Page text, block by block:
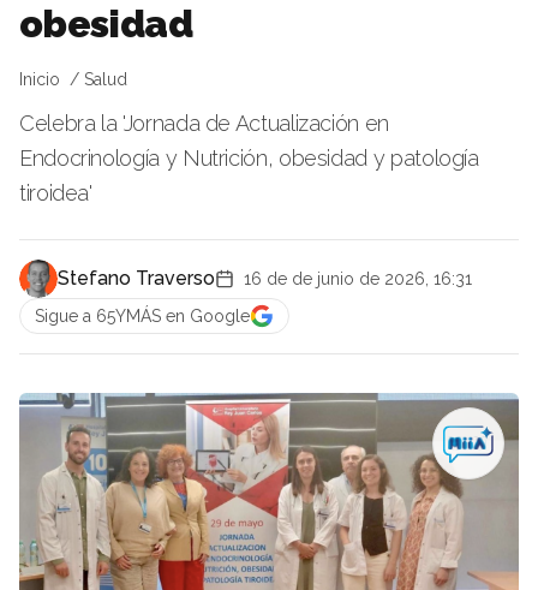
obesidad
Inicio Salud
Celebra la 'Jornada de Actualización en
Endocrinología y Nutrición, obesidad y patología
tiroidea'
Stefano Traverso
16 de de junio de 2026, 16:31
Sigue a 65YMÁS en Google